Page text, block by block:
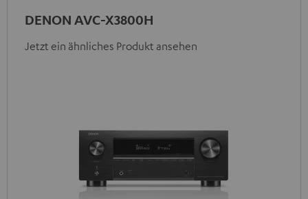
DENON AVC-X3800H
Jetzt ein ähnliches Produkt ansehen